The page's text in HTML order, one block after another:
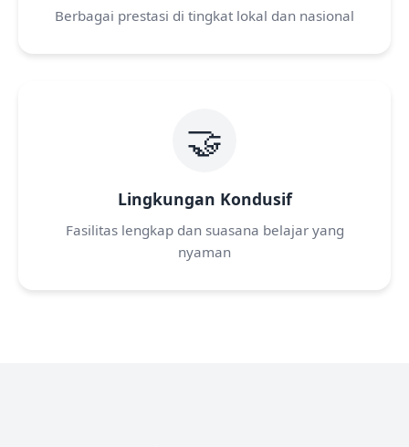
Berbagai prestasi di tingkat lokal dan nasional
🤝
Lingkungan Kondusif
Fasilitas lengkap dan suasana belajar yang
nyaman